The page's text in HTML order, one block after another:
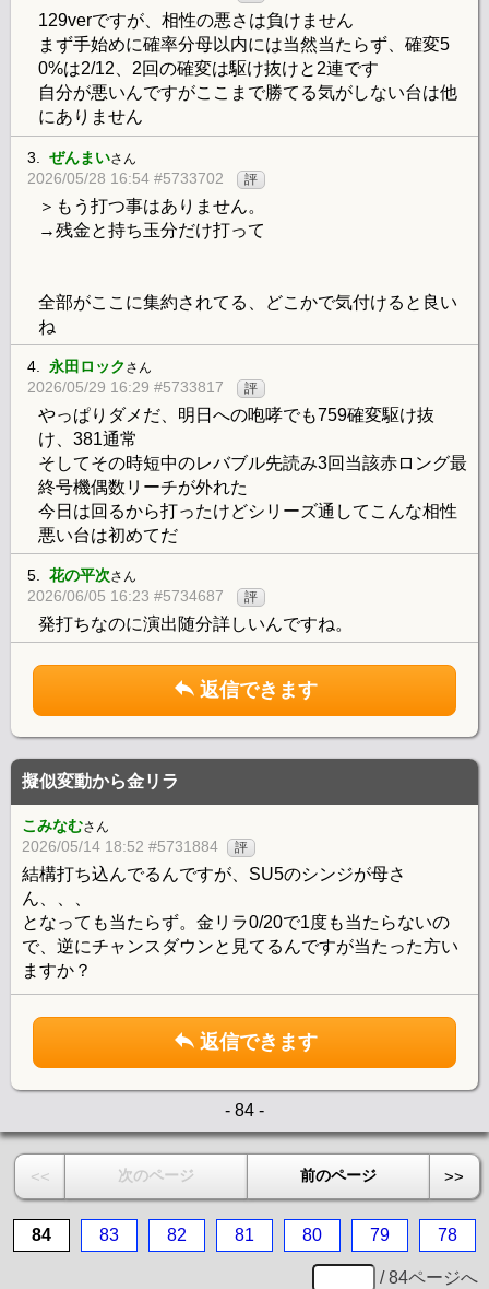
129verですが、相性の悪さは負けません
まず手始めに確率分母以内には当然当たらず、確変5
0%は2/12、2回の確変は駆け抜けと2連です
自分が悪いんですがここまで勝てる気がしない台は他
にありません
3. ぜんまいさん
2026/05/28 16:54 #5733702 評
＞もう打つ事はありません。
→残金と持ち玉分だけ打って
全部がここに集約されてる、どこかで気付けると良い
ね
4. 永田ロック さん
2026/05/29 16:29 #5733817 評
やっぱりダメだ、明日への咆哮でも759確変駆け抜
け、381通常
そしてその時短中のレバブル先読み3回当該赤ロング最
終号機偶数リーチが外れた
今日は回るから打ったけどシリーズ通してこんな相性
悪い台は初めてだ
5. 花の平次さん
2026/06/05 16:23 #5734687 評
発打ちなのに演出随分詳しいんですね。
返信できます
擬似変動から金リラ
こみなむさん
2026/05/14 18:52 #5731884 評
結構打ち込んでるんですが、SU5のシンジが母さ
ん、、、
となっても当たらず。金リラ0/20で1度も当たらないの
で、逆にチャンスダウンと見てるんですが当たった方い
ますか？
返信できます
- 84 -
<< 次のページ 前のページ >>
84 83 82 81 80 79 78
/ 84ページへ